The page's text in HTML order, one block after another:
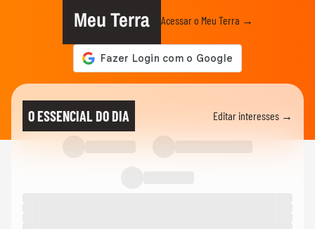
Meu Terra Acessar o Meu Terra →
O ESSENCIAL DO DIA Editar interesses →